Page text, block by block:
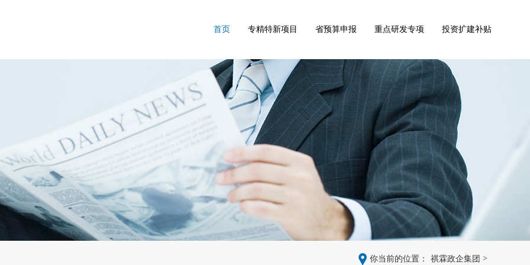
首页 专精特新项目 省预算申报 重点研发专项 投资扩建补贴
你当前的位置： 祺霖政企集团 >